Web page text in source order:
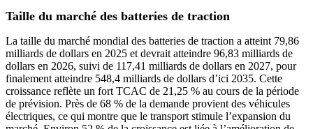
Taille du marché des batteries de traction
La taille du marché mondial des batteries de traction a atteint 79,86
milliards de dollars en 2025 et devrait atteindre 96,83 milliards de
dollars en 2026, suivi de 117,41 milliards de dollars en 2027, pour
finalement atteindre 548,4 milliards de dollars d’ici 2035. Cette
croissance reflète un fort TCAC de 21,25 % au cours de la période
de prévision. Près de 68 % de la demande provient des véhicules
électriques, ce qui montre que le transport stimule l’expansion du